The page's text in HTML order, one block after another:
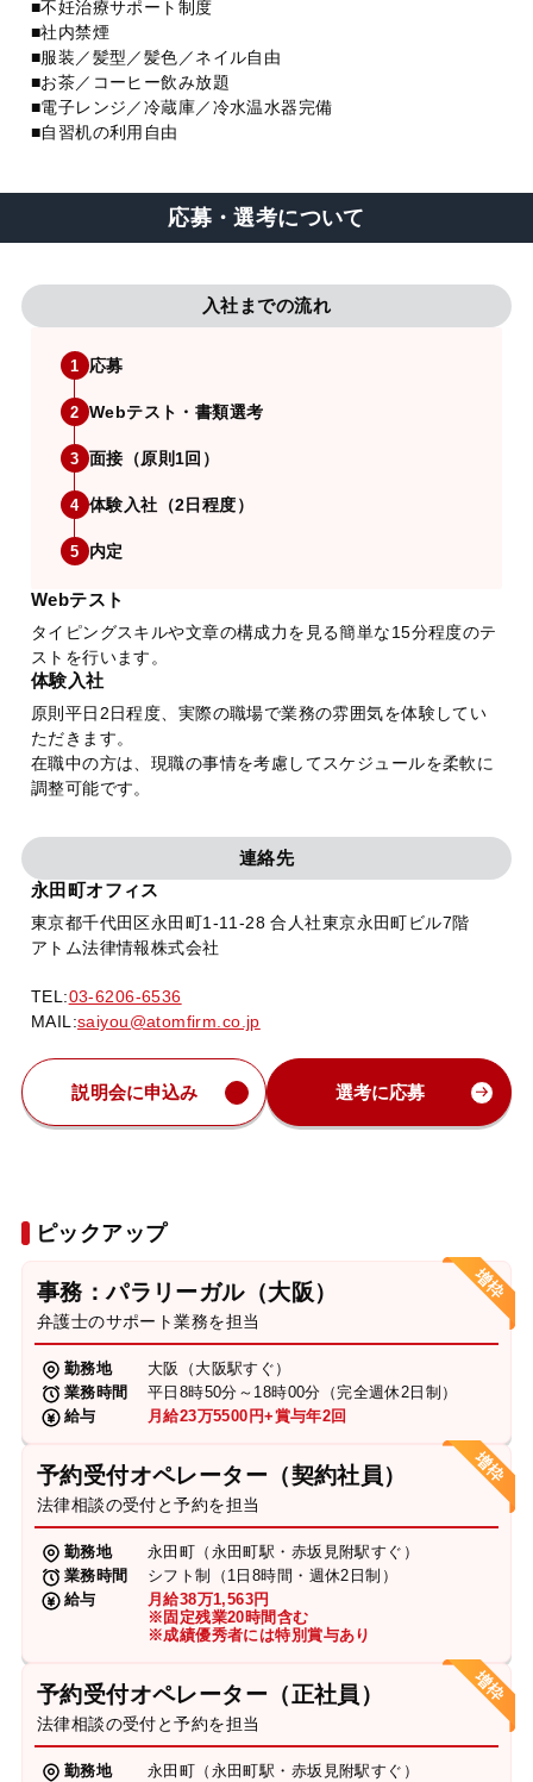
■不妊治療サポート制度
■社内禁煙
■服装／髪型／髪色／ネイル自由
■お茶／コーヒー飲み放題
■電子レンジ／冷蔵庫／冷水温水器完備
■自習机の利用自由
応募・選考について
入社までの流れ
1 応募
2 Webテスト・書類選考
3 面接（原則1回）
4 体験入社（2日程度）
5 内定
Webテスト
タイピングスキルや文章の構成力を見る簡単な15分程度のテ
ストを行います。
体験入社
原則平日2日程度、実際の職場で業務の雰囲気を体験してい
ただきます。
在職中の方は、現職の事情を考慮してスケジュールを柔軟に
調整可能です。
連絡先
永田町オフィス
東京都千代田区永田町1-11-28 合人社東京永田町ビル7階
アトム法律情報株式会社
TEL:03-6206-6536
MAIL:saiyou@atomfirm.co.jp
説明会に申込み 選考に応募
ピックアップ
事務：パラリーガル（大阪）
弁護士のサポート業務を担当
勤務地
大阪（大阪駅すぐ）
業務時間
平日8時50分～18時00分（完全週休2日制）
給与
月給23万5500円+賞与年2回
予約受付オペレーター（契約社員）
法律相談の受付と予約を担当
勤務地
永田町（永田町駅・赤坂見附駅すぐ）
業務時間
シフト制（1日8時間・週休2日制）
給与
月給38万1,563円
※固定残業20時間含む
※成績優秀者には特別賞与あり
予約受付オペレーター（正社員）
法律相談の受付と予約を担当
勤務地
永田町（永田町駅・赤坂見附駅すぐ）